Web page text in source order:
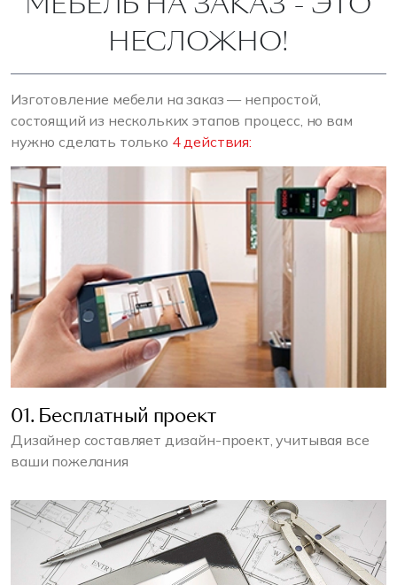
НЕСЛОЖНО!
Изготовление мебели на заказ — непростой,
состоящий из нескольких этапов процесс, но вам
нужно сделать только 4 действия:
01. Бесплатный проект
Дизайнер составляет дизайн-проект, учитывая все
ваши пожелания